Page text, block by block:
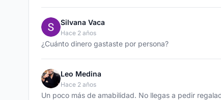
Silvana Vaca
Hace 2 años
¿Cuánto dinero gastaste por persona?
Leo Medina
Hace 2 años
Un poco más de amabilidad. No llegas a pedir